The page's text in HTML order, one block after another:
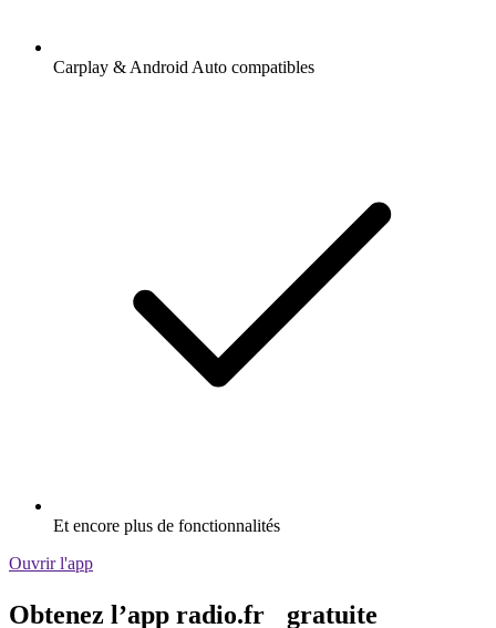
Carplay & Android Auto compatibles
Et encore plus de fonctionnalités
Ouvrir l'app
Obtenez l’app radio.fr gratuite